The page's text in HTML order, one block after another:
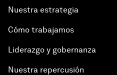
Nuestra estrategia
Cómo trabajamos
Liderazgo y gobernanza
Nuestra repercusión